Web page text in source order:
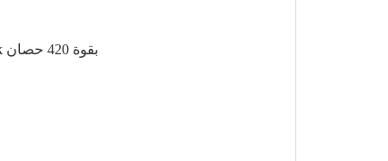
الموديل F3000 CNG Truck بقوة 420 حصان